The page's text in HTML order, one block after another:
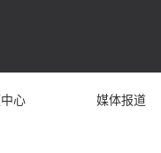
心 媒体报道